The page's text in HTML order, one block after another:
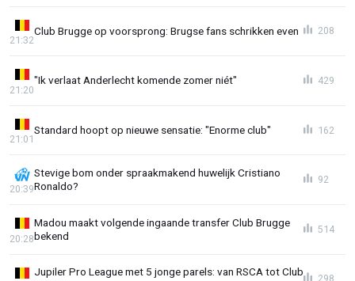
Club Brugge op voorsprong: Brugse fans schrikken even
21:32
208
"Ik verlaat Anderlecht komende zomer niét"
21:20
429
Standard hoopt op nieuwe sensatie: "Enorme club"
21:01
162
Stevige bom onder spraakmakend huwelijk Cristiano
Ronaldo?
20:39
92
Madou maakt volgende ingaande transfer Club Brugge
bekend
20:28
514
Jupiler Pro League met 5 jonge parels: van RSCA tot Club
298